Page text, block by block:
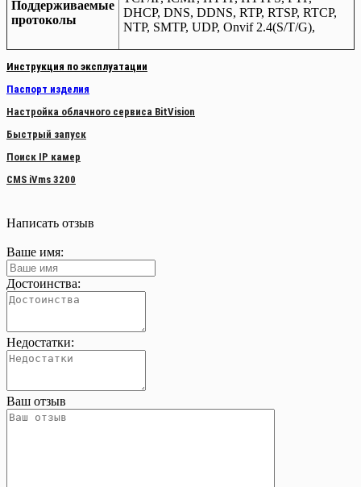
Поддерживаемые
протоколы
DHCP, DNS, DDNS, RTP, RTSP, RTCP,
NTP, SMTP, UDP, Onvif 2.4(S/T/G),
Инструкция по эксплуатации
Паспорт изделия
Настройка облачного сервиса BitVision
Быстрый запуск
Поиск IP камер
CMS iVms 3200
Написать отзыв
Ваше имя:
Достоинства:
Недостатки:
Ваш отзыв